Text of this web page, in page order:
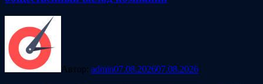
Автор: admin07.08.202607.08.2026